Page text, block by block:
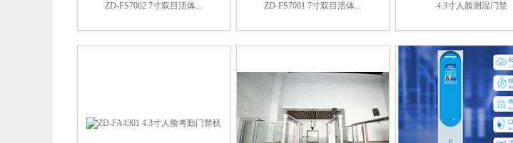
ZD-FS7002 7寸双目活体... ZD-FS7001 7寸双目活体... 4.3寸人脸测温门禁